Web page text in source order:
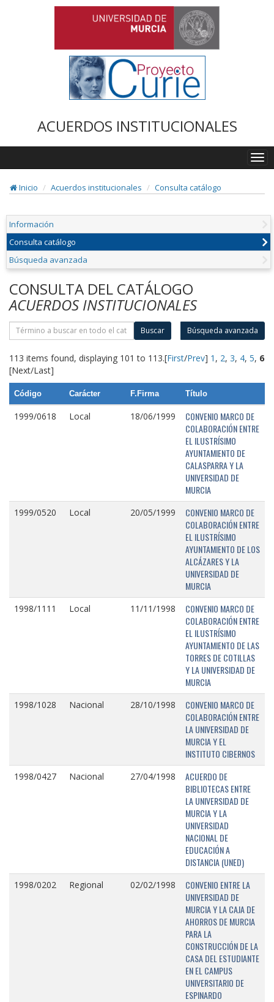
ACUERDOS INSTITUCIONALES
Inicio
Acuerdos institucionales Consulta catálogo
Información
Consulta catálogo
Búsqueda avanzada
CONSULTA DEL CATÁLOGO
ACUERDOS INSTITUCIONALES
Buscar Búsqueda avanzada
113 items found, displaying 101 to 113.[First/Prev] 1 , 2, 3, 4, 5, 6
[Next/Last]
Código Carácter F.Firma Título
1999/0618 Local 18/06/1999
CONVENIO MARCO DE
COLABORACIÓN ENTRE
EL ILUSTRÍSIMO
AYUNTAMIENTO DE
CALASPARRA Y LA
UNIVERSIDAD DE
MURCIA
1999/0520 Local 20/05/1999
CONVENIO MARCO DE
COLABORACIÓN ENTRE
EL ILUSTRÍSIMO
AYUNTAMIENTO DE LOS
ALCÁZARES Y LA
UNIVERSIDAD DE
MURCIA
1998/1111 Local 11/11/1998
CONVENIO MARCO DE
COLABORACIÓN ENTRE
EL ILUSTRÍSIMO
AYUNTAMIENTO DE LAS
TORRES DE COTILLAS
Y LA UNIVERSIDAD DE
MURCIA
1998/1028 Nacional 28/10/1998
CONVENIO MARCO DE
COLABORACIÓN ENTRE
LA UNIVERSIDAD DE
MURCIA Y EL
INSTITUTO CIBERNOS
1998/0427 Nacional 27/04/1998
ACUERDO DE
BIBLIOTECAS ENTRE
LA UNIVERSIDAD DE
MURCIA Y LA
UNIVERSIDAD
NACIONAL DE
EDUCACIÓN A
DISTANCIA (UNED)
1998/0202 Regional 02/02/1998
CONVENIO ENTRE LA
UNIVERSIDAD DE
MURCIA Y LA CAJA DE
AHORROS DE MURCIA
PARA LA
CONSTRUCCIÓN DE LA
CASA DEL ESTUDIANTE
EN EL CAMPUS
UNIVERSITARIO DE
ESPINARDO